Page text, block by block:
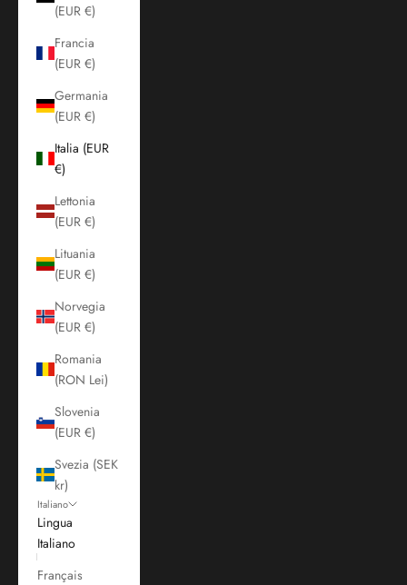
(EUR €)
Francia
(EUR €)
Germania
(EUR €)
Italia (EUR
€)
Lettonia
(EUR €)
Lituania
(EUR €)
Norvegia
(EUR €)
Romania
(RON Lei)
Slovenia
(EUR €)
Svezia (SEK
kr)
Italiano
Lingua
Italiano
Français